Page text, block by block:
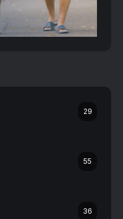
29
55
36